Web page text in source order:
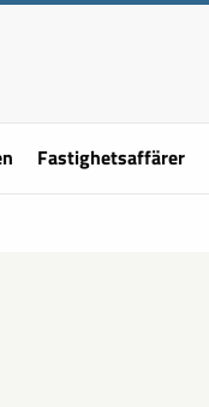
Fastighetsaffärer